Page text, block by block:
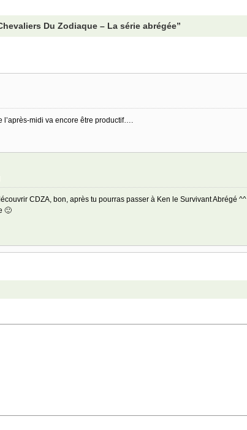
Du Zodiaque – La série abrégée”
midi va encore être productif….
CDZA, bon, après tu pourras passer à Ken le Survivant Abrégé ^^
🙂